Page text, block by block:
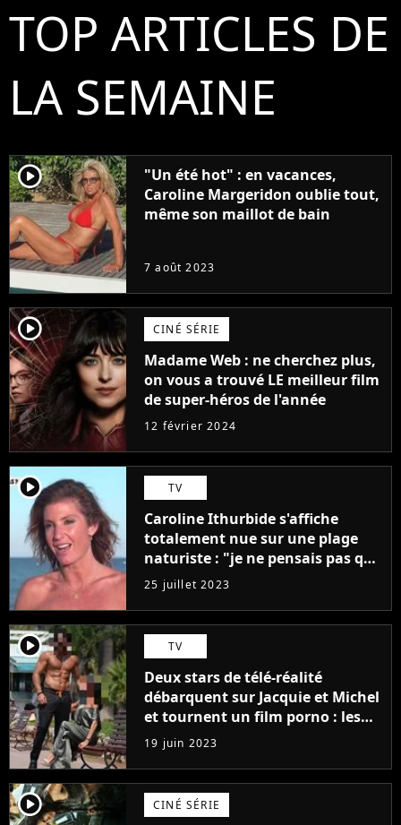
TOP ARTICLES DE
LA SEMAINE
player2
"Un été hot" : en vacances,
Caroline Margeridon oublie tout,
même son maillot de bain
7 août 2023
player2 CINÉ SÉRIE
Madame Web : ne cherchez plus,
on vous a trouvé LE meilleur film
de super-héros de l'année
12 février 2024
player2 TV
Caroline Ithurbide s'affiche
totalement nue sur une plage
naturiste : "je ne pensais pas que
j'arriverais à le faire..."
25 juillet 2023
player2 TV
Deux stars de télé-réalité
débarquent sur Jacquie et Michel
et tournent un film porno : les
premières images du tournage
(exclu)
19 juin 2023
player2 CINÉ SÉRIE